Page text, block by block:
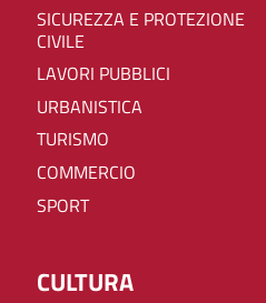
SICUREZZA E PROTEZIONE
CIVILE
LAVORI PUBBLICI
URBANISTICA
TURISMO
COMMERCIO
SPORT
CULTURA